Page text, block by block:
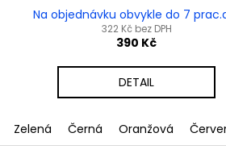
Na objednávku obvykle do 7
322 Kč bez DPH
390 Kč
DETAIL
Zelená Černá Oranžová